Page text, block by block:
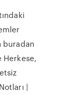
buradan
Herkese,
|